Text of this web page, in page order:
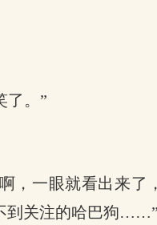
了。”
，一眼就看出来了
到关注的哈巴狗……”